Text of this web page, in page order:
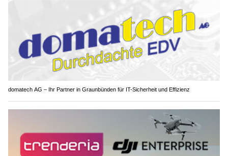
domatech AG – Ihr Partner in Graunbünden für IT-Sicherheit und Effizienz